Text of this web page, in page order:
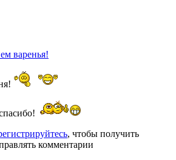
варенья!
, чтобы получить
комментарии